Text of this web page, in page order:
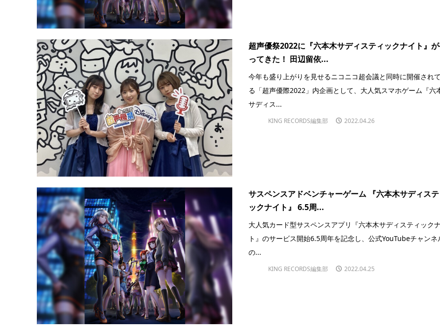
超声優祭2022に『六本木サディスティックナイト』
ってきた！ 田辺留依...
今年も盛り上がりを見せるニコニコ超会議と同時に開催され
る「超声優際2022」内企画として、大人気スマホゲーム『六
サディス...
KING RECORDS編集部 2022.04.26
サスペンスアドベンチャーゲーム 『六本木サディス
ックナイト』 6.5周...
大人気カード型サスペンスアプリ『六本木サディスティック
ト』のサービス開始6.5周年を記念し、公式YouTubeチャンネ
の...
KING RECORDS編集部 2022.04.25